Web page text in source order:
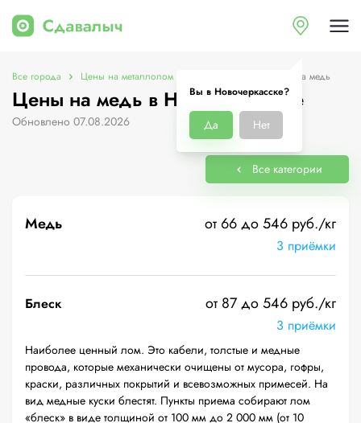
Вы в Новочеркасске?
Да Нет
Все города Цены на металлолом в Новочеркасске Цены на медь
Цены на медь в Новочеркасске
Обновлено 07.08.2026
Все категории
Медь от 66 до 546 руб./кг
3 приёмки
Блеск от 87 до 546 руб./кг
3 приёмки
Наиболее ценный лом. Это кабели, толстые и медные
провода, которые механически очищены от мусора, гофры,
краски, различных покрытий и всевозможных примесей. На
вид медные куски блестят. Пункты приема собирают лом
«блеск» в виде толщиной от 100 мм до 2 000 мм (от 10